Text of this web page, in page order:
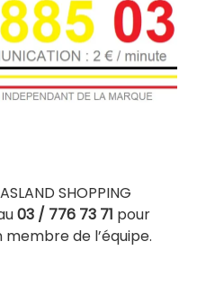
SHOPPING
03 / 776 73 71 pour
de l’équipe.